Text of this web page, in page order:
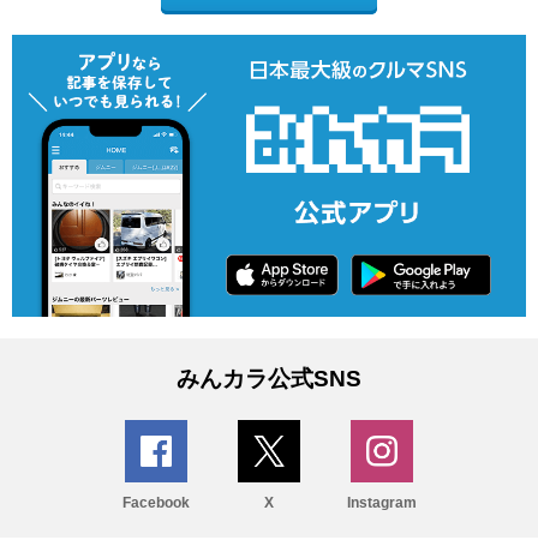
みんカラ公式SNS
Facebook X Instagram